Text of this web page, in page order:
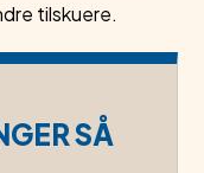
tilskuere.
SÅ